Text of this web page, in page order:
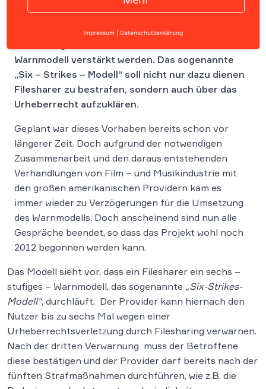
Noch dieses Jahr soll der Kampf gegen das
Warnmodell verstärkt werden. Das sogenannte
„Six – Strikes – Modell“ soll nicht nur dazu dienen
Filesharer zu bestrafen, sondern auch über das
Urheberrecht aufzuklären.
Geplant war dieses Vorhaben bereits schon vor
längerer Zeit. Doch aufgrund der notwendigen
Zusammenarbeit und den daraus entstehenden
Verhandlungen von Film – und Musikindustrie mit
den großen amerikanischen Providern kam es
immer wieder zu Verzögerungen für die Umsetzung
des Warnmodells. Doch anscheinend sind nun alle
Gespräche beendet, so dass das Projekt wohl noch
2012 begonnen werden kann.
Das Modell sieht vor, dass ein Filesharer ein sechs –
stufiges – Warnmodell, das sogenannte „Six-Strikes-
Modell“, durchläuft. Der Provider kann hiernach den
Nutzer bis zu sechs Mal wegen einer
Urheberrechtsverletzung durch Filesharing verwarnen.
Nach der dritten Verwarnung muss der Betroffene
diese bestätigen und der Provider darf bereits nach der
fünften Strafmaßnahmen durchführen, wie z.B. die
Impressum Datenschutzerklärung